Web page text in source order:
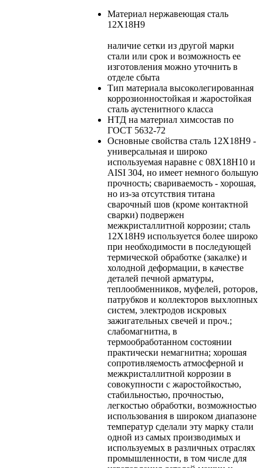
Материал нержавеющая сталь
12Х18Н9
наличие сетки из другой марки
стали или срок и возможность ее
изготовления можно уточнить в
отделе сбыта
Тип материала высоколегированная
коррозионностойкая и жаростойкая
сталь аустенитного класса
НТД на материал химсостав по
ГОСТ 5632-72
Основные свойства сталь 12Х18Н9 -
универсальная и широко
используемая наравне с 08Х18Н10 и
AISI 304, но имеет немного большую
прочность; свариваемость - хорошая,
но из-за отсутствия титана
сварочный шов (кроме контактной
сварки) подвержен
межкристаллитной коррозии; сталь
12Х18Н9 используется более широко
при необходимости в последующей
термической обработке (закалке) и
холодной деформации, в качестве
деталей печной арматуры,
теплообменников, муфелей, роторов,
патрубков и коллекторов выхлопных
систем, электродов искровых
зажигательных свечей и проч.;
слабомагнитна, в
термообработанном состоянии
практически немагнитна; хорошая
сопротивляемость атмосферной и
межкристаллитной коррозии в
совокупности с жаростойкостью,
стабильностью, прочностью,
легкостью обработки, возможностью
использования в широком диапазоне
температур сделали эту марку стали
одной из самых производимых и
используемых в различных отраслях
промышленности, в том числе для